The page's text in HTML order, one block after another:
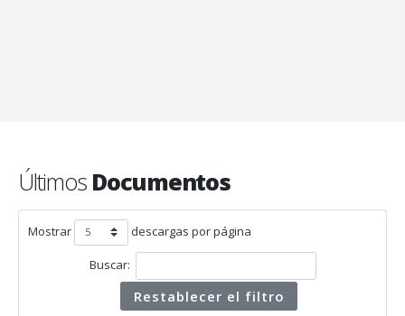
Últimos Documentos
Mostrar descargas por página
Buscar:
Restablecer el filtro